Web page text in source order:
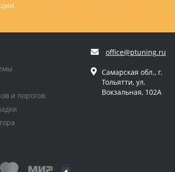
и порогов
office@ptuning.ru
Самарская обл., г.
Тольятти, ул.
Вокзальная, 102А